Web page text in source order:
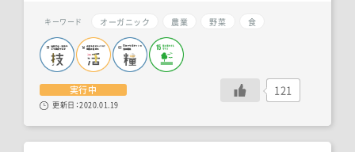
キーワード オーガニック 農業 野菜 食
実行中
更新日：2020.01.19
121